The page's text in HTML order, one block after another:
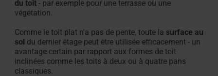
du toit - par exemple pour une terrasse ou une
végétation.
Comme le toit plat n'a pas de pente, toute la surface au
sol du dernier étage peut être utilisée efficacement - un
avantage certain par rapport aux formes de toit
inclinées comme les toits à deux ou à quatre pans
classiques.